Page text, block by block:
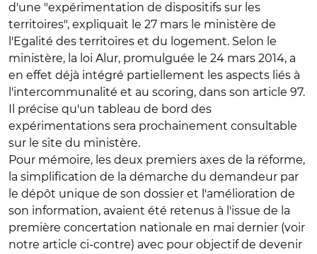
d'une "expérimentation de dispositifs sur les
territoires", expliquait le 27 mars le ministère de
l'Egalité des territoires et du logement. Selon le
ministère, la loi Alur, promulguée le 24 mars 2014, a
en effet déjà intégré partiellement les aspects liés à
l'intercommunalité et au scoring, dans son article 97.
Il précise qu'un tableau de bord des
expérimentations sera prochainement consultable
sur le site du ministère.
Pour mémoire, les deux premiers axes de la réforme,
la simplification de la démarche du demandeur par
le dépôt unique de son dossier et l'amélioration de
son information, avaient été retenus à l'issue de la
première concertation nationale en mai dernier (voir
notre article ci-contre) avec pour objectif de devenir